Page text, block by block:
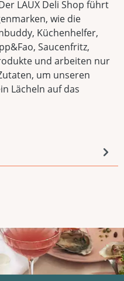
LAUX Deli Shop führt
wie die
Küchenhelfer,
Saucenfritz,
und arbeiten nur
um unseren
Lächeln auf das